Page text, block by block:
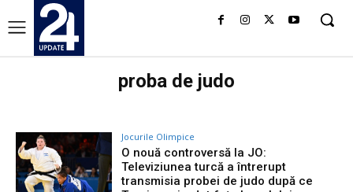
proba de judo
Jocurile Olimpice
O nouă controversă la JO:
Televiziunea turcă a întrerupt
transmisia probei de judo după ce